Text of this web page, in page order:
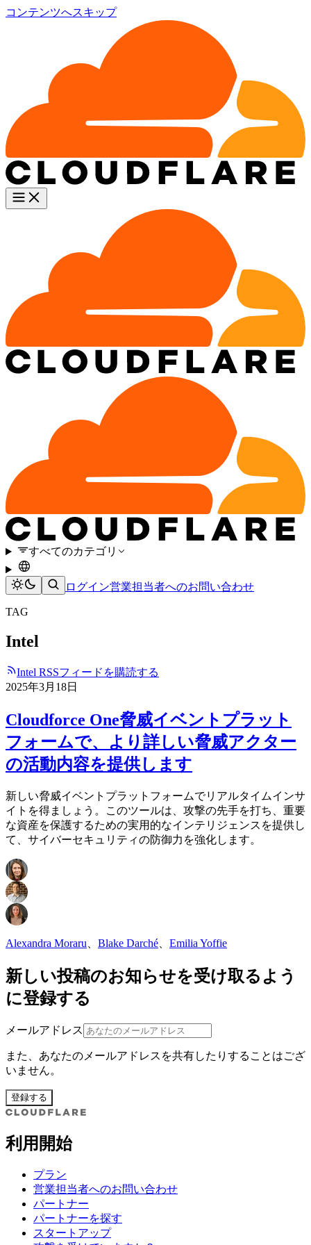
コンテンツへスキップ
すべてのカテゴリ
ログイン営業担当者へのお問い合わせ
TAG
Intel
Intel RSSフィードを購読する
2025年3月18日
Cloudforce One脅威イベントプラット
フォームで、より詳しい脅威アクター
の活動内容を提供します
新しい脅威イベントプラットフォームでリアルタイムインサ
イトを得ましょう。このツールは、攻撃の先手を打ち、重要
な資産を保護するための実用的なインテリジェンスを提供し
て、サイバーセキュリティの防御力を強化します。
Alexandra Moraru Blake Darché Emilia Yoffie
新しい投稿のお知らせを受け取るよう
に登録する
メールアドレス
また、あなたのメールアドレスを共有したりすることはござ
いません。
登録する
利用開始
プラン
営業担当者へのお問い合わせ
パートナー
パートナーを探す
スタートアップ